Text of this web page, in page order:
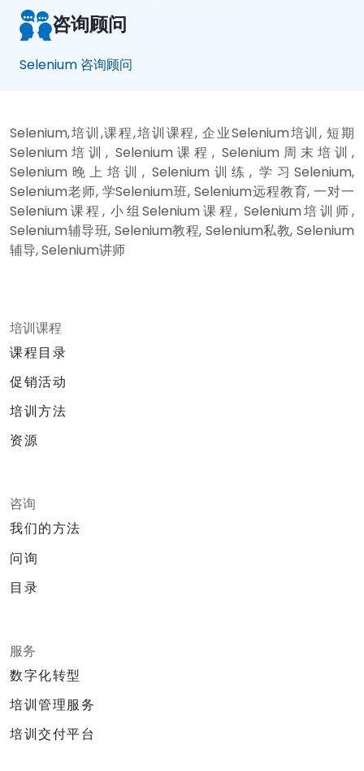
咨询顾问
Selenium 咨询顾问
Selenium,培训,课程,培训课程, 企业Selenium培训, 短期
Selenium培训, Selenium课程, Selenium周末培训,
Selenium晚上培训, Selenium训练, 学习Selenium,
Selenium老师, 学Selenium班, Selenium远程教育, 一对一
Selenium课程, 小组Selenium课程, Selenium培训师,
Selenium辅导班, Selenium教程, Selenium私教, Selenium
辅导, Selenium讲师
培训课程
课程目录
促销活动
培训方法
资源
咨询
我们的方法
问询
目录
服务
数字化转型
培训管理服务
培训交付平台